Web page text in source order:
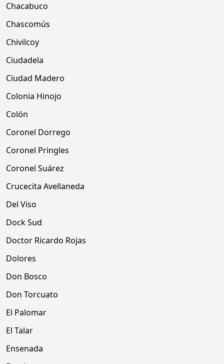
Chacabuco
Chascomús
Chivilcoy
Ciudadela
Ciudad Madero
Colonia Hinojo
Colón
Coronel Dorrego
Coronel Pringles
Coronel Suárez
Crucecita Avellaneda
Del Viso
Dock Sud
Doctor Ricardo Rojas
Dolores
Don Bosco
Don Torcuato
El Palomar
El Talar
Ensenada